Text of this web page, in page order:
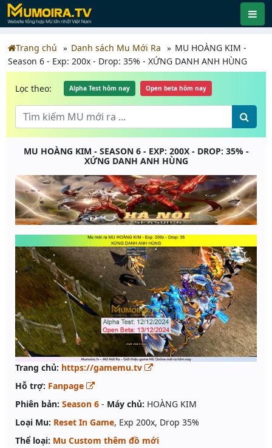
Trang chủ Danh sách Mu Mới Ra
MU HOÀNG KIM -
Season 6 - Exp: 200x - Drop: 35% - XỨNG DANH ANH HÙNG
Lọc theo: Alpha Test hôm nay Open beta hôm nay
MU HOÀNG KIM - SEASON 6 - EXP: 200X - DROP: 35% -
XỨNG DANH ANH HÙNG
Trang chủ: https://gamemu.tv
Hỗ trợ: Fanpage
Phiên bản: Season 6 - Máy chủ: HOÀNG KIM
Loại Mu: Reset In Game, Exp 200x, Drop 35%
Thể loại: Mu Custom thêm đồ mới